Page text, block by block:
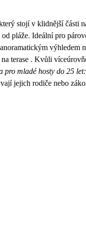
stojí v klidnější části
pláže. Ideální pro
výhledem
terase . Kvůli
pro mladé hosty do 25
jejich rodiče nebo